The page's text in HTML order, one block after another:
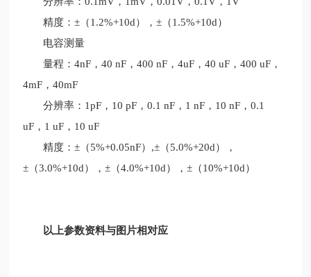
精度：±（1.2%+10d），±（1.5%+10d）
电容测量
量程：4nF，40 nF，400 nF，4uF，40 uF，400 uF，
4mF，40mF
分辨率：1pF，10 pF，0.1 nF，1 nF，10 nF，0.1
uF，1 uF，10 uF
精度：±（5%+0.05nF）,±（5.0%+20d），
±（3.0%+10d），±（4.0%+10d），±（10%+10d）
以上参数资料与图片相对应